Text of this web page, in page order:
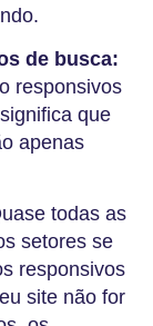
de busca:
responsivos
que
apenas
todas as
setores se
responsivos
site não for